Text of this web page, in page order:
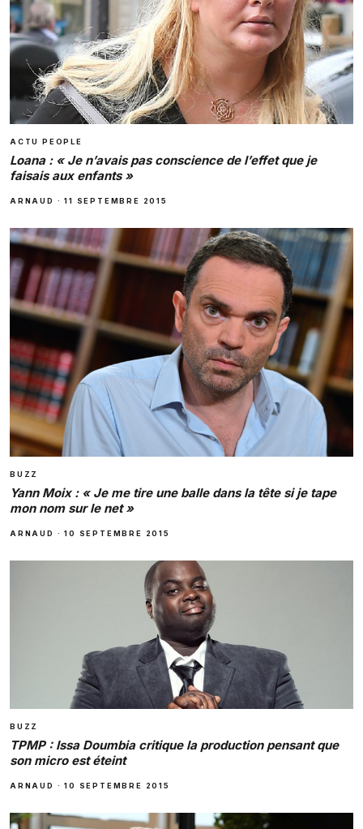
ACTU PEOPLE
Loana : « Je n’avais pas conscience de l’effet que je
faisais aux enfants »
ARNAUD ·11 SEPTEMBRE 2015
BUZZ
Yann Moix : « Je me tire une balle dans la tête si je tape
mon nom sur le net »
ARNAUD ·10 SEPTEMBRE 2015
BUZZ
TPMP : Issa Doumbia critique la production pensant que
son micro est éteint
ARNAUD ·10 SEPTEMBRE 2015